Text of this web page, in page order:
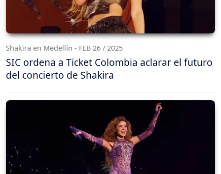
Shakira en Medellín - FEB 26 / 2025
SIC ordena a Ticket Colombia aclarar el futuro
del concierto de Shakira